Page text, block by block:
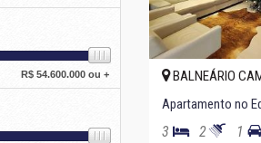
R$ 54.600.000 ou + BALNEÁRIO
Apartamento no
3 2 1